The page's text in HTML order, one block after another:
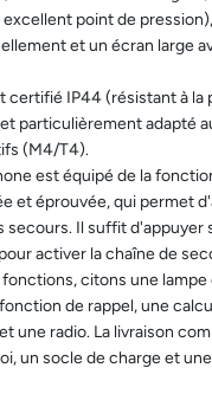
point de
et un écran large
certifié IP44 (résistant à la
particulièrement adapté
(M4/T4).
est équipé de la
et éprouvée, qui permet
secours. Il suffit d'appuyer
activer la chaîne de
citons une lampe
de rappel, une
une radio. La livraison
un socle de charge et